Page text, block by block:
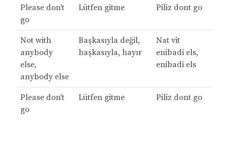
Please don't
go
Lütfen gitme Piliz dont go
Not with
anybody
else,
anybody else
Başkasıyla değil,
başkasıyla, hayır
Nat vit
enibadi els,
enibadi els
Please don't
go
Lütfen gitme Piliz dont go